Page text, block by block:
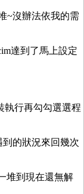
~沒辦法依我的需
達到了馬上設定
執行再勾勾選選程
到的狀況來回幾次
堆到現在還無解